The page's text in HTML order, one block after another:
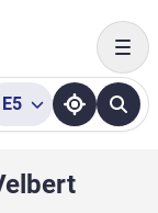
E5